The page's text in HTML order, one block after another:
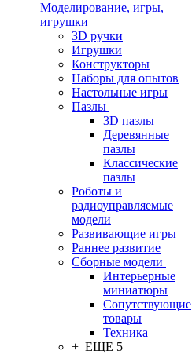
Моделирование, игры,
игрушки
3D ручки
Игрушки
Конструкторы
Наборы для опытов
Настольные игры
Пазлы
3D пазлы
Деревянные
пазлы
Классические
пазлы
Роботы и
радиоуправляемые
модели
Развивающие игры
Раннее развитие
Сборные модели
Интерьерные
миниатюры
Сопутствующие
товары
Техника
+ ЕЩЕ 5